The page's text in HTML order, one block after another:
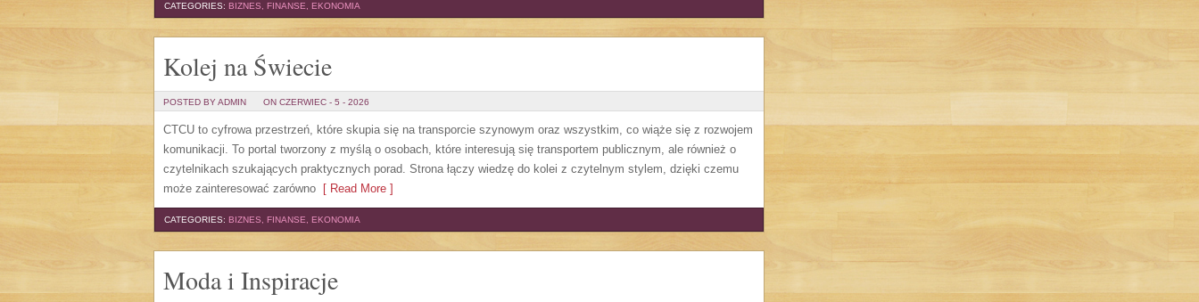
CATEGORIES: BIZNES, FINANSE, EKONOMIA
Kolej na Świecie
POSTED BY ADMIN ON CZERWIEC - 5 - 2026
CTCU to cyfrowa przestrzeń, które skupia się na transporcie szynowym oraz wszystkim, co wiąże się z rozwojem
komunikacji. To portal tworzony z myślą o osobach, które interesują się transportem publicznym, ale również o
czytelnikach szukających praktycznych porad. Strona łączy wiedzę do kolei z czytelnym stylem, dzięki czemu
może zainteresować zarówno [ Read More ]
CATEGORIES: BIZNES, FINANSE, EKONOMIA
Moda i Inspiracje